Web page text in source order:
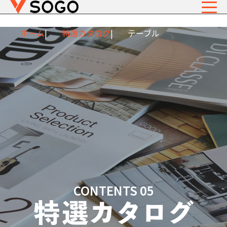
ホーム 特選カタログ テーブル
CONTENTS 05